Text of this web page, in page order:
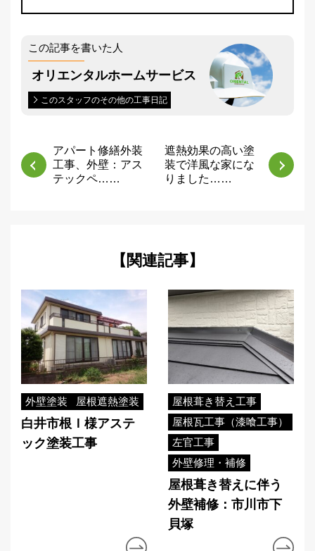
この記事を書いた人
オリエンタルホームサービス
このスタッフのその他の工事日記
アパート修繕外装
工事、外壁：アス
テックペ……
遮熱効果の高い塗
装で洋風な家にな
りました……
【関連記事】
外壁塗装 屋根遮熱塗装
白井市根Ｉ様アステ
ック塗装工事
屋根葺き替え工事
屋根瓦工事（漆喰工事）
左官工事
外壁修理・補修
屋根葺き替えに伴う
外壁補修：市川市下
貝塚